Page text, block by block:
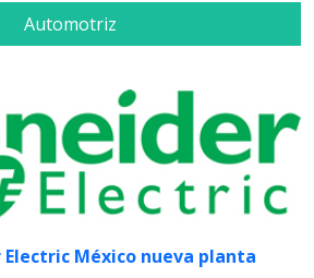
Automotriz
México nueva planta